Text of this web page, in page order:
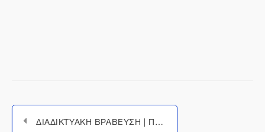
ΔΙΑΔΙΚΤΥΑΚΗ ΒΡΑΒΕΥΣΗ | ΠΑΝΕΛΛΗΝΙΟΣ ΜΑΘΗΤΙΚΟΣ ΔΙΑΓΩΝΙΣΜΟΣ HACK THE ART: ΓΙΑΝΟΥΛΗΣ ΧΑΛΕΠΑΣ